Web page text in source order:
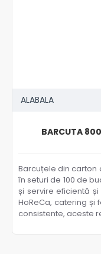
ALABALA
BARCUTA
Barcuțele din carton
în seturi de 100 de
și servire eficientă
HoReCa, catering și
consistente, aceste